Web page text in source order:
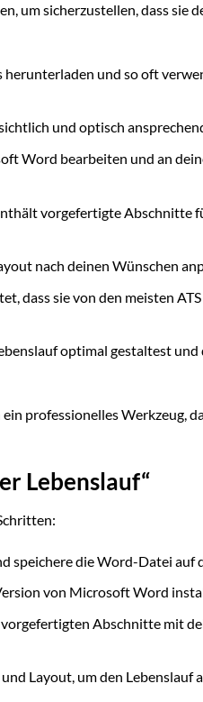
um sicherzustellen, dass sie
und so oft
und optisch
Word bearbeiten und an
vorgefertigte Abschnitte
nach deinen Wünschen
dass sie von den meisten
optimal gestaltest und
professionelles Werkzeug,
Lebenslauf“
speichere die Word-Datei auf
von Microsoft Word
Abschnitte mit
Layout, um den Lebenslauf